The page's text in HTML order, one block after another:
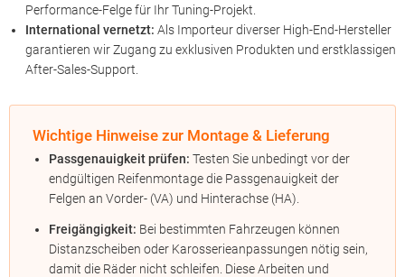
Performance-Felge für Ihr Tuning-Projekt.
International vernetzt: Als Importeur diverser High-End-Hersteller
garantieren wir Zugang zu exklusiven Produkten und erstklassigen
After-Sales-Support.
Wichtige Hinweise zur Montage & Lieferung
Passgenauigkeit prüfen: Testen Sie unbedingt vor der
endgültigen Reifenmontage die Passgenauigkeit der
Felgen an Vorder- (VA) und Hinterachse (HA).
Freigängigkeit: Bei bestimmten Fahrzeugen können
Distanzscheiben oder Karosserieanpassungen nötig sein,
damit die Räder nicht schleifen. Diese Arbeiten und